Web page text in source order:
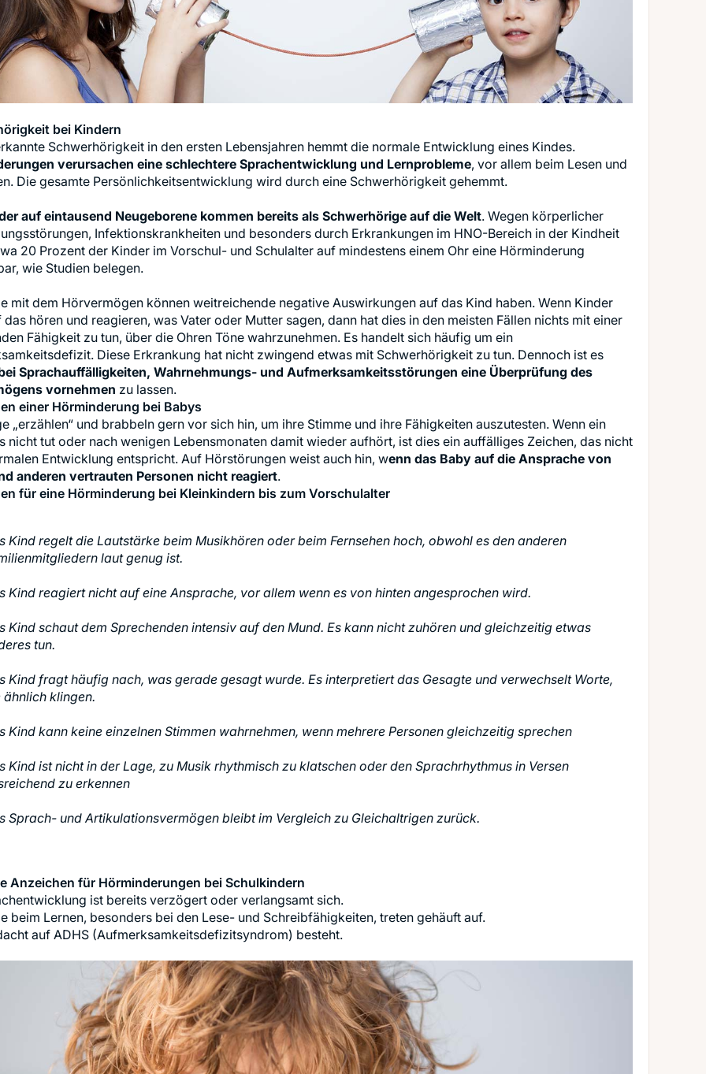
bei Kindern
Schwerhörigkeit in den ersten Lebensjahren hemmt die normale Entwicklung eines Kindes.
verursachen eine schlechtere Sprachentwicklung und Lernprobleme, vor allem beim Lesen und
Die gesamte Persönlichkeitsentwicklung wird durch eine Schwerhörigkeit gehemmt.
auf eintausend Neugeborene kommen bereits als Schwerhörige auf die Welt. Wegen körperlicher
Infektionskrankheiten und besonders durch Erkrankungen im HNO-Bereich in der Kindheit
20 Prozent der Kinder im Vorschul- und Schulalter auf mindestens einem Ohr eine Hörminderung
wie Studien belegen.
mit dem Hörvermögen können weitreichende negative Auswirkungen auf das Kind haben. Wenn Kinder
das hören und reagieren, was Vater oder Mutter sagen, dann hat dies in den meisten Fällen nichts mit einer
Fähigkeit zu tun, über die Ohren Töne wahrzunehmen. Es handelt sich häufig um ein
Diese Erkrankung hat nicht zwingend etwas mit Schwerhörigkeit zu tun. Dennoch ist es
Sprachauffälligkeiten, Wahrnehmungs- und Aufmerksamkeitsstörungen eine Überprüfung des
vornehmen
einer Hörminderung bei Babys
„erzählen“ und brabbeln gern vor sich hin, um ihre Stimme und ihre Fähigkeiten auszutesten. Wenn ein
nicht tut oder nach wenigen Lebensmonaten damit wieder aufhört, ist dies ein auffälliges Zeichen, das nicht
Entwicklung entspricht. Auf Hörstörungen weist auch hin, wenn das Baby auf die Ansprache von
anderen vertrauten Personen nicht reagiert
für eine Hörminderung bei Kleinkindern bis zum Vorschulalter
Kind regelt die Lautstärke beim Musikhören oder beim Fernsehen hoch, obwohl es den anderen
laut genug ist.
Kind reagiert nicht auf eine Ansprache, vor allem wenn es von hinten angesprochen wird.
Kind schaut dem Sprechenden intensiv auf den Mund. Es kann nicht zuhören und gleichzeitig etwas
tun.
Kind fragt häufig nach, was gerade gesagt wurde. Es interpretiert das Gesagte und verwechselt Worte,
ähnlich klingen.
Kind kann keine einzelnen Stimmen wahrnehmen, wenn mehrere Personen gleichzeitig sprechen
Kind ist nicht in der Lage, zu Musik rhythmisch zu klatschen oder den Sprachrhythmus in Versen
zu erkennen
Sprach- und Artikulationsvermögen bleibt im Vergleich zu Gleichaltrigen zurück.
Anzeichen für Hörminderungen bei Schulkindern
ist bereits verzögert oder verlangsamt sich.
beim Lernen, besonders bei den Lese- und Schreibfähigkeiten, treten gehäuft auf.
auf ADHS (Aufmerksamkeitsdefizitsyndrom) besteht.